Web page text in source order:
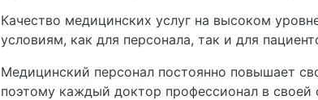
Качество медицинских услуг на высоком
условиям, как для персонала, так и для
Медицинский персонал постоянно повышает
поэтому каждый доктор профессионал в своей